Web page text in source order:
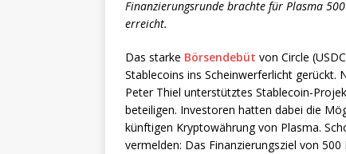
Finanzierungsrunde brachte für Plasma
erreicht.
Das starke Börsendebüt von Circle
Stablecoins ins Scheinwerferlicht
Peter Thiel unterstütztes Stablecoin-
beteiligen. Investoren hatten dabei die
künftigen Kryptowährung von Plasma.
vermelden: Das Finanzierungsziel von